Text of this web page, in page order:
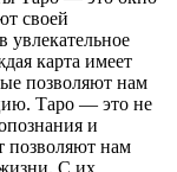
своей
увлекательное
карта имеет
позволяют нам
Таро — это не
и
позволяют нам
С их